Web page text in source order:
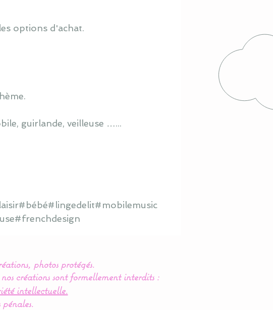
options d'achat.
guirlande, veilleuse …...
photos protégés.
créations sont formellement interdits :
intellectuelle.